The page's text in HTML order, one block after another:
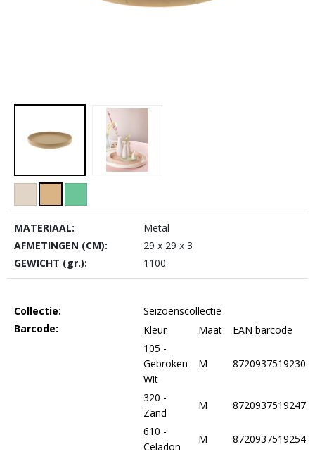
MATERIAAL:
Metal
AFMETINGEN (CM):
29 x 29 x 3
GEWICHT (gr.):
1100
Collectie:
Seizoenscollectie
Barcode:
Kleur Maat
EAN barcode
105 -
Gebroken
Wit
M 8720937519230
320 -
Zand
M
8720937519247
610 -
Celadon
M 8720937519254